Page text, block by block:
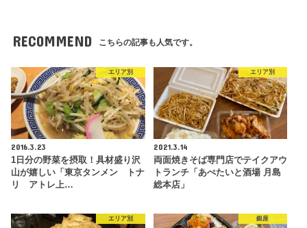
RECOMMEND こちらの記事も人気です。
エリア別
2016.3.23
1日分の野菜を摂取！具材盛り沢
山が嬉しい「東京タンメン トナ
リ アトレ上…
エリア別
2021.3.14
両面焼きそば専門店でテイクアウ
トランチ「あぺたいと酒場 月島
総本店」
エリア別 銀座